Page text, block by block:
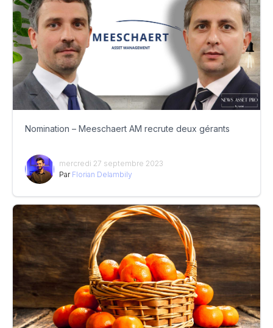
Nomination – Meeschaert AM recrute deux gérants
mercredi 27 septembre 2023
Par Florian Delambily